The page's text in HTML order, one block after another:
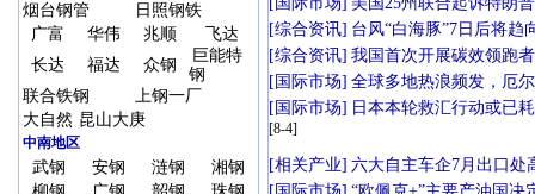
烟台钢管
日照钢铁
广富
华伟 兆顺
飞达
长达
福达 众钢
巨能特
钢
联合铁钢
上钢一厂
大自然 昆山大庚
中南地区
武钢 安钢 涟钢
湘钢